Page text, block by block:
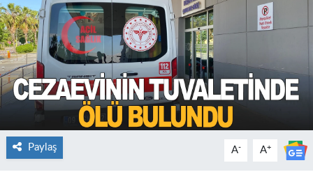
Paylaş A- A+